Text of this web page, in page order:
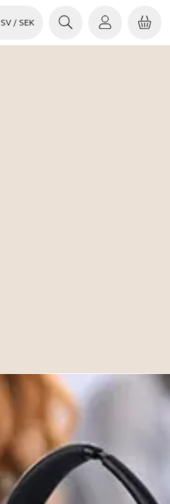
SV / SEK